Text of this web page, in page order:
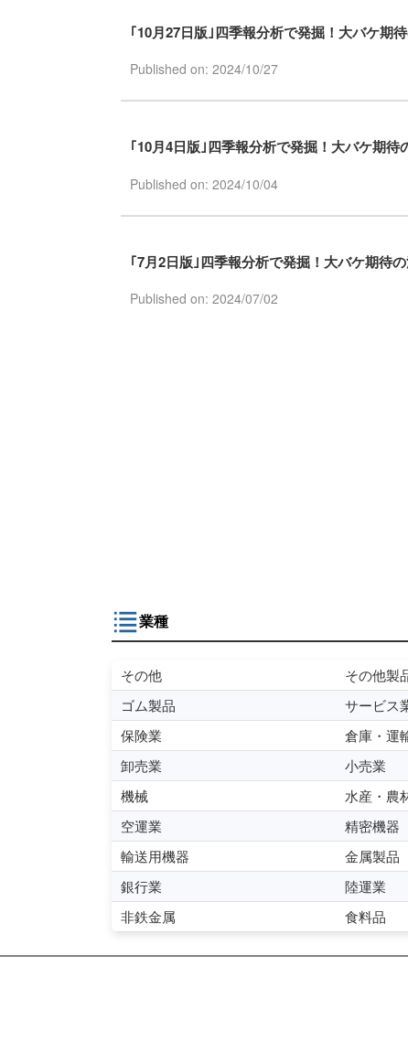
｢10月27日版｣四季報分析で発掘！大バケ期
Published on: 2024/10/27
｢10月4日版｣四季報分析で発掘！大バケ期待
Published on: 2024/10/04
｢7月2日版｣四季報分析で発掘！大バケ期待
Published on: 2024/07/02
業種
その他 その他製
ゴム製品
サービス
保険業
倉庫・運
卸売業
小売業
機械
水産・農
空運業
精密機器
輸送用機器
金属製品
銀行業
陸運業
非鉄金属
食料品